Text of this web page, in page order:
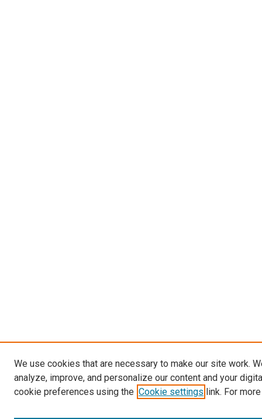
We use cookies that are necessary to make our site work.
analyze, improve, and personalize our content and your
cookie preferences using the Cookie settings link. For